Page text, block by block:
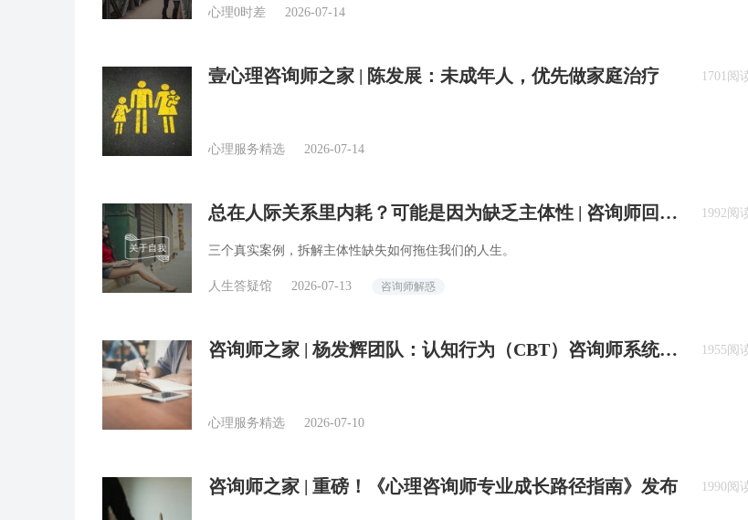
心理0时差 2026-07-14
壹心理咨询师之家 | 陈发展：未成年人，优先做家庭治疗
心理服务精选 2026-07-14
1701阅
总在人际关系里内耗？可能是因为缺乏主体性 | 咨询师回答
三个真实案例，拆解主体性缺失如何拖住我们的人生。
人生答疑馆 2026-07-13 咨询师解惑
1992阅
咨询师之家 | 杨发辉团队：认知行为（CBT）咨询师系统培
心理服务精选 2026-07-10
1955阅
咨询师之家 | 重磅！《心理咨询师专业成长路径指南》发布 1990阅